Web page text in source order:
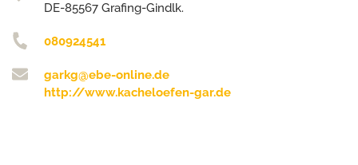
DE-85567 Grafing-Gindlk.
080924541
garkg@ebe-online.de
http://www.kacheloefen-gar.de